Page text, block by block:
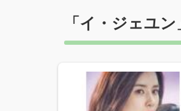
「 イ・ジェユン